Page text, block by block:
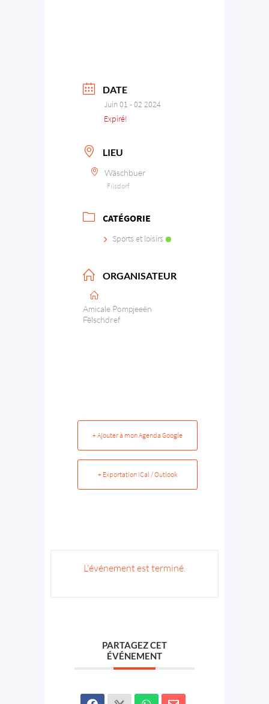
DATE
Juin 01 - 02 2024
Expiré!
LIEU
Wäschbuer
Filsdorf
CATÉGORIE
Sports et loisirs
ORGANISATEUR
Amicale Pompjeeën
Fëlschdref
+ Ajouter à mon Agenda Google
+ Exportation iCal / Outlook
L'événement est terminé.
PARTAGEZ CET
ÉVÉNEMENT